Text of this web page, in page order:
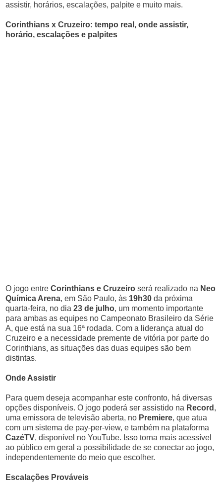
assistir, horários, escalações, palpite e muito mais.
Corinthians x Cruzeiro: tempo real, onde assistir,
horário, escalações e palpites
O jogo entreCorinthians e Cruzeiro será realizado na Neo
Química Arena, em São Paulo, às 19h30 da próxima
quarta-feira, no dia23 de julho, um momento importante
para ambas as equipes no Campeonato Brasileiro da Série
A, que está na sua 16ª rodada. Com a liderança atual do
Cruzeiro e a necessidade premente de vitória por parte do
Corinthians, as situações das duas equipes são bem
distintas.
Onde Assistir
Para quem deseja acompanhar este confronto, há diversas
opções disponíveis. O jogo poderá ser assistido na Record ,
uma emissora de televisão aberta, no Premiere, que atua
com um sistema de pay-per-view, e também na plataforma
CazéTV, disponível no YouTube. Isso torna mais acessível
ao público em geral a possibilidade de se conectar ao jogo,
independentemente do meio que escolher.
Escalações Prováveis